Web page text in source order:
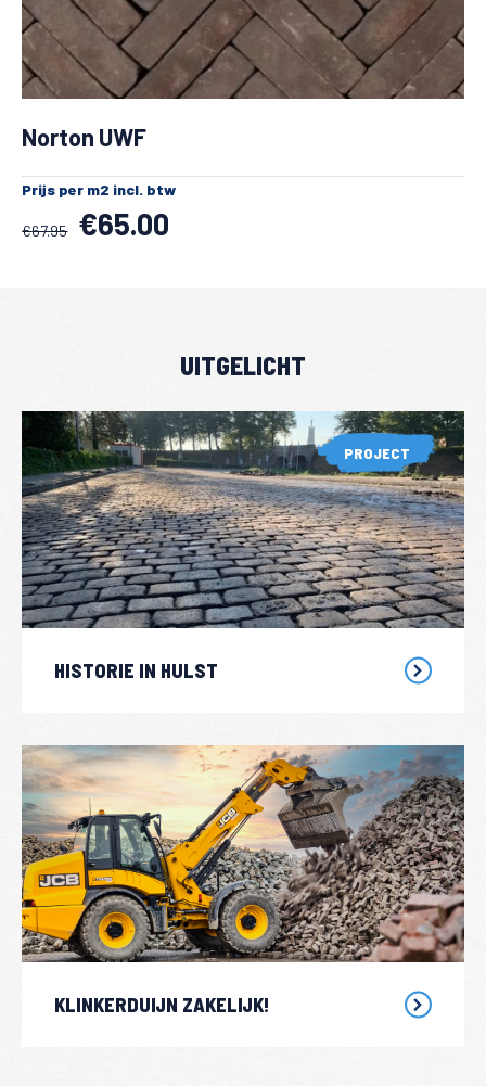
Norton UWF
Prijs per m2 incl. btw
€67.95 €65.00
UITGELICHT
PROJECT
HISTORIE IN HULST
KLINKERDUIJN ZAKELIJK!